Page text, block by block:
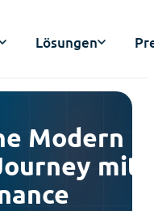
Lösungen
Modern
mit